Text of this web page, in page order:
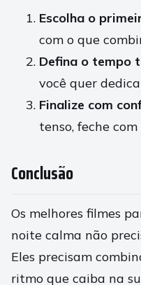
Escolha o
com o que
Defina o tempo
você quer
Finalize com
tenso, feche
Conclusão
Os melhores filmes
noite calma não
Eles precisam
ritmo que caiba na